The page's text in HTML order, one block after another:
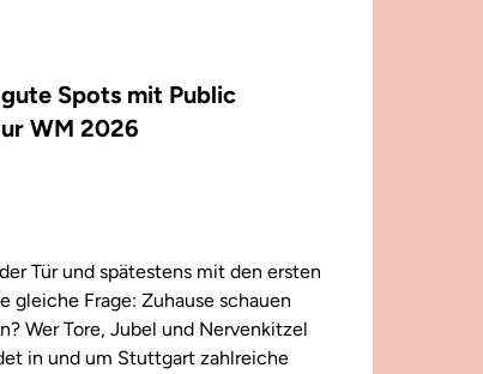
Spots mit Public
WM 2026
Tür und spätestens mit den ersten
gleiche Frage: Zuhause schauen
Wer Tore, Jubel und Nervenkitzel
in und um Stuttgart zahlreiche